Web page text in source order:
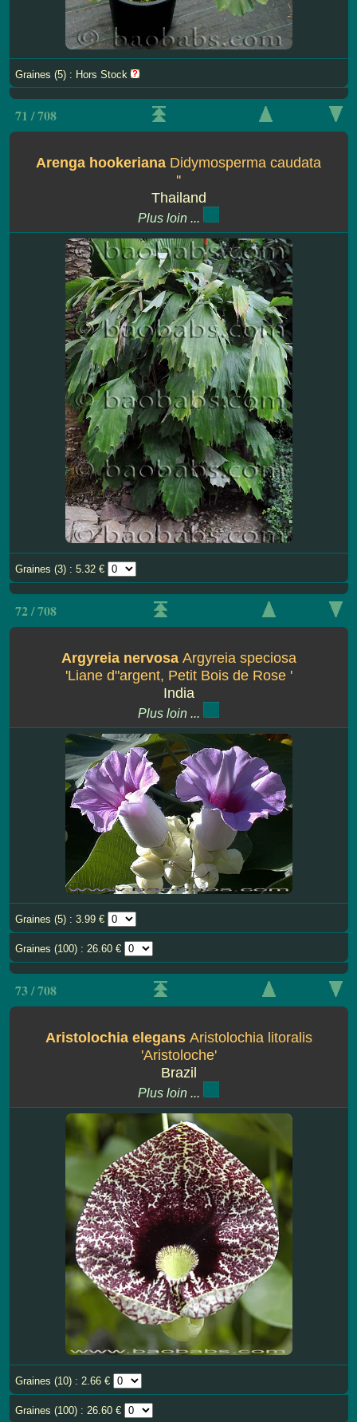
Graines (5) : Hors Stock
71 / 708
Arenga hookeriana Didymosperma caudata
''
Thailand
Plus loin ...
Graines (3) : 5.32 €
72 / 708
Argyreia nervosa Argyreia speciosa
'Liane d"argent, Petit Bois de Rose '
India
Plus loin ...
Graines (5) : 3.99 €
Graines (100) : 26.60 €
73 / 708
Aristolochia elegans Aristolochia litoralis
'Aristoloche'
Brazil
Plus loin ...
Graines (10) : 2.66 €
Graines (100) : 26.60 €